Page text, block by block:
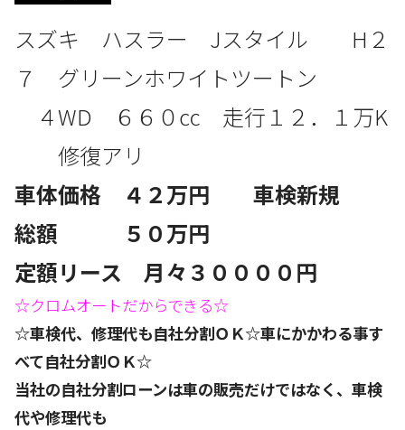
スズキ ハスラー Jスタイル H２
７ グリーンホワイトツートン
４WD ６６０㏄ 走行１２．１ 万K
修復アリ
車体価格 ４２万円 車検新規
総額 ５０万円
定額リース 月々３０ ０００円
☆クロムオートだからできる☆
☆車検代、修理代も自社分割ＯＫ☆車にかかわる事す
べて自社分割ＯＫ☆
当社の自社分割ローンは車の販売だけではなく、車検
代や修理代も